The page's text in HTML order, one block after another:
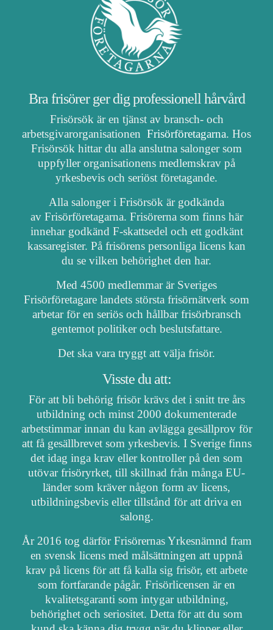
Bra frisörer ger dig professionell hårvård
Frisörsök är en tjänst av bransch- och
arbetsgivarorganisationen Frisörföretagarna. Hos
Frisörsök hittar du alla anslutna salonger som
uppfyller organisationens medlemskrav på
yrkesbevis och seriöst företagande.
Alla salonger i Frisörsök är godkända
av Frisörföretagarna. Frisörerna som finns här
innehar godkänd F-skattsedel och ett godkänt
kassaregister. På frisörens personliga licens kan
du se vilken behörighet den har.
Med 4500 medlemmar är Sveriges
Frisörföretagare landets största frisörnätverk som
arbetar för en seriös och hållbar frisörbransch
gentemot politiker och beslutsfattare.
Det ska vara tryggt att välja frisör.
Visste du att:
För att bli behörig frisör krävs det i snitt tre års
utbildning och minst 2000 dokumenterade
arbetstimmar innan du kan avlägga gesällprov för
att få gesällbrevet som yrkesbevis. I Sverige finns
det idag inga krav eller kontroller på den som
utövar frisöryrket, till skillnad från många EU-
länder som kräver någon form av licens,
utbildningsbevis eller tillstånd för att driva en
salong.
År 2016 tog därför Frisörernas Yrkesnämnd fram
en svensk licens med målsättningen att uppnå
krav på licens för att få kalla sig frisör, ett arbete
som fortfarande pågår. Frisörlicensen är en
kvalitetsgaranti som intygar utbildning,
behörighet och seriositet. Detta för att du som